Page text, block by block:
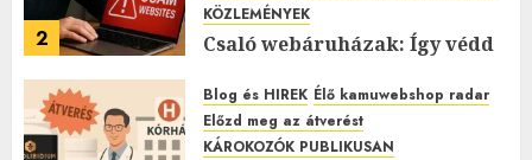
2
KÖZLEMÉNYEK
Csaló webáruházak: Így védd
webshopok támadásait!
2025.11.12. 0
Blog és HIREK Élő kamuwebshop radar
Előzd meg az átverést
KÁROKOZÓK PUBLIKUSAN